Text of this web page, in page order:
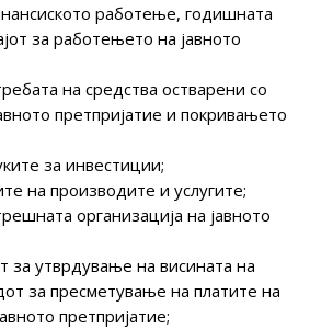
работење, годишната
за работењето на јавното
на средства остварени со
претпријатие и покривањето
за инвестиции;
на производите и услугите;
организација на јавното
за утврдување на висината на
за пресметување на платите на
претпријатие;